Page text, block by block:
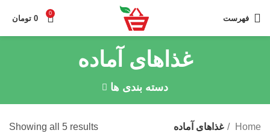
فهرست
0
0 تومان
غذاهای آماده
دسته بندی ها
Home غذاهای آماده Showing all 5 results